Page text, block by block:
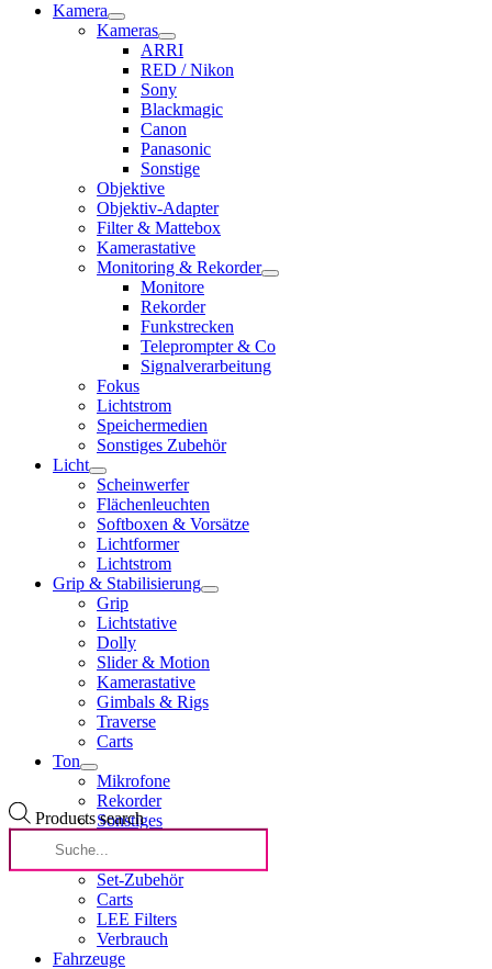
Products search
Kamera
Kameras
ARRI
RED / Nikon
Sony
Blackmagic
Canon
Panasonic
Sonstige
Objektive
Objektiv-Adapter
Filter & Mattebox
Kamerastative
Monitoring & Rekorder
Monitore
Rekorder
Funkstrecken
Teleprompter & Co
Signalverarbeitung
Fokus
Lichtstrom
Speichermedien
Sonstiges Zubehör
Licht
Scheinwerfer
Flächenleuchten
Softboxen & Vorsätze
Lichtformer
Lichtstrom
Grip & Stabilisierung
Grip
Lichtstative
Dolly
Slider & Motion
Kamerastative
Gimbals & Rigs
Traverse
Carts
Ton
Mikrofone
Rekorder
Sonstiges
Streaming
am Set
Set-Zubehör
Carts
LEE Filters
Verbrauch
Fahrzeuge